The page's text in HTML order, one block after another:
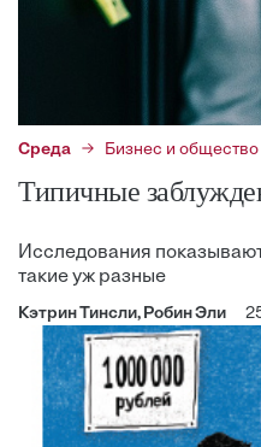
Среда Бизнес и общество
Типичные
Исследования
такие уж разные
Кэтрин Тинсли, Робин Эли